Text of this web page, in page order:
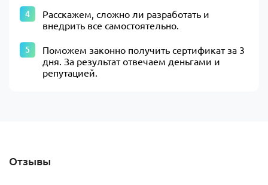
Расскажем, сложно ли разработать и
внедрить все самостоятельно.
Поможем законно получить сертификат за 3
дня. За результат отвечаем деньгами и
репутацией.
Отзывы